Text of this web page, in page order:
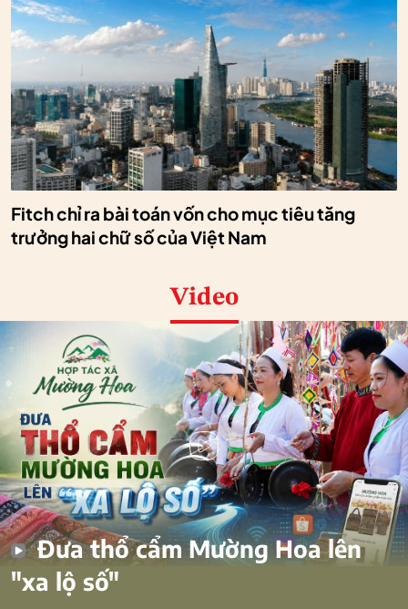
Fitch chỉ ra bài toán vốn cho mục tiêu tăng
trưởng hai chữ số của Việt Nam
Video
Đưa thổ cẩm Mường Hoa lên
"xa lộ số"